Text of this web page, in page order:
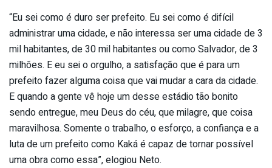
“Eu sei como é duro ser prefeito. Eu sei como é difícil
administrar uma cidade, e não interessa ser uma cidade de 3
mil habitantes, de 30 mil habitantes ou como Salvador, de 3
milhões. E eu sei o orgulho, a satisfação que é para um
prefeito fazer alguma coisa que vai mudar a cara da cidade.
E quando a gente vê hoje um desse estádio tão bonito
sendo entregue, meu Deus do céu, que milagre, que coisa
maravilhosa. Somente o trabalho, o esforço, a confiança e a
luta de um prefeito como Kaká é capaz de tornar possível
uma obra como essa”, elogiou Neto.